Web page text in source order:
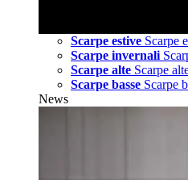
Scarpe estive Scarpe
Scarpe invernali
Scarpe alte Scarpe
Scarpe basse Scarpe
News